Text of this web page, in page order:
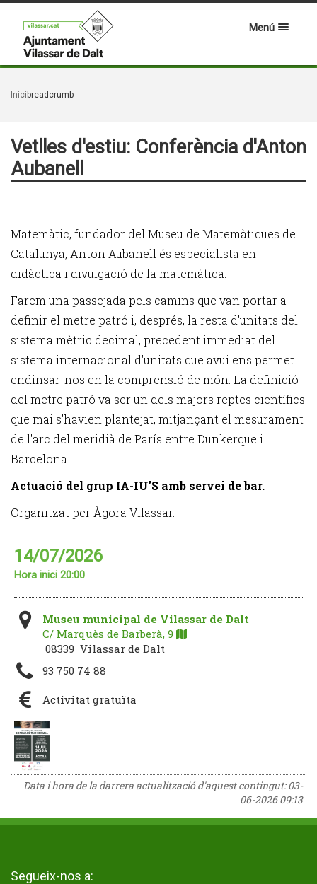
Menú
Inici breadcrumb
Vetlles d'estiu: Conferència d'Anton
Aubanell
Matemàtic, fundador del Museu de Matemàtiques de
Catalunya, Anton Aubanell és especialista en
didàctica i divulgació de la matemàtica.
Farem una passejada pels camins que van portar a
definir el metre patró i, després, la resta d'unitats del
sistema mètric decimal, precedent immediat del
sistema internacional d'unitats que avui ens permet
endinsar-nos en la comprensió de món. La definició
del metre patró va ser un dels majors reptes científics
que mai s’havien plantejat, mitjançant el mesurament
de l'arc del meridià de París entre Dunkerque i
Barcelona.
Actuació del grup IA-IU'S amb servei de bar.
Organitzat per Àgora Vilassar.
14/07/2026
Hora inici 20:00
Museu municipal de Vilassar de Dalt
C/ Marquès de Barberà, 9
08339 Vilassar de Dalt
93 750 74 88
Activitat gratuïta
Data i hora de la darrera actualització d'aquest contingut:03-
06-2026 09:13
Segueix-nos a: